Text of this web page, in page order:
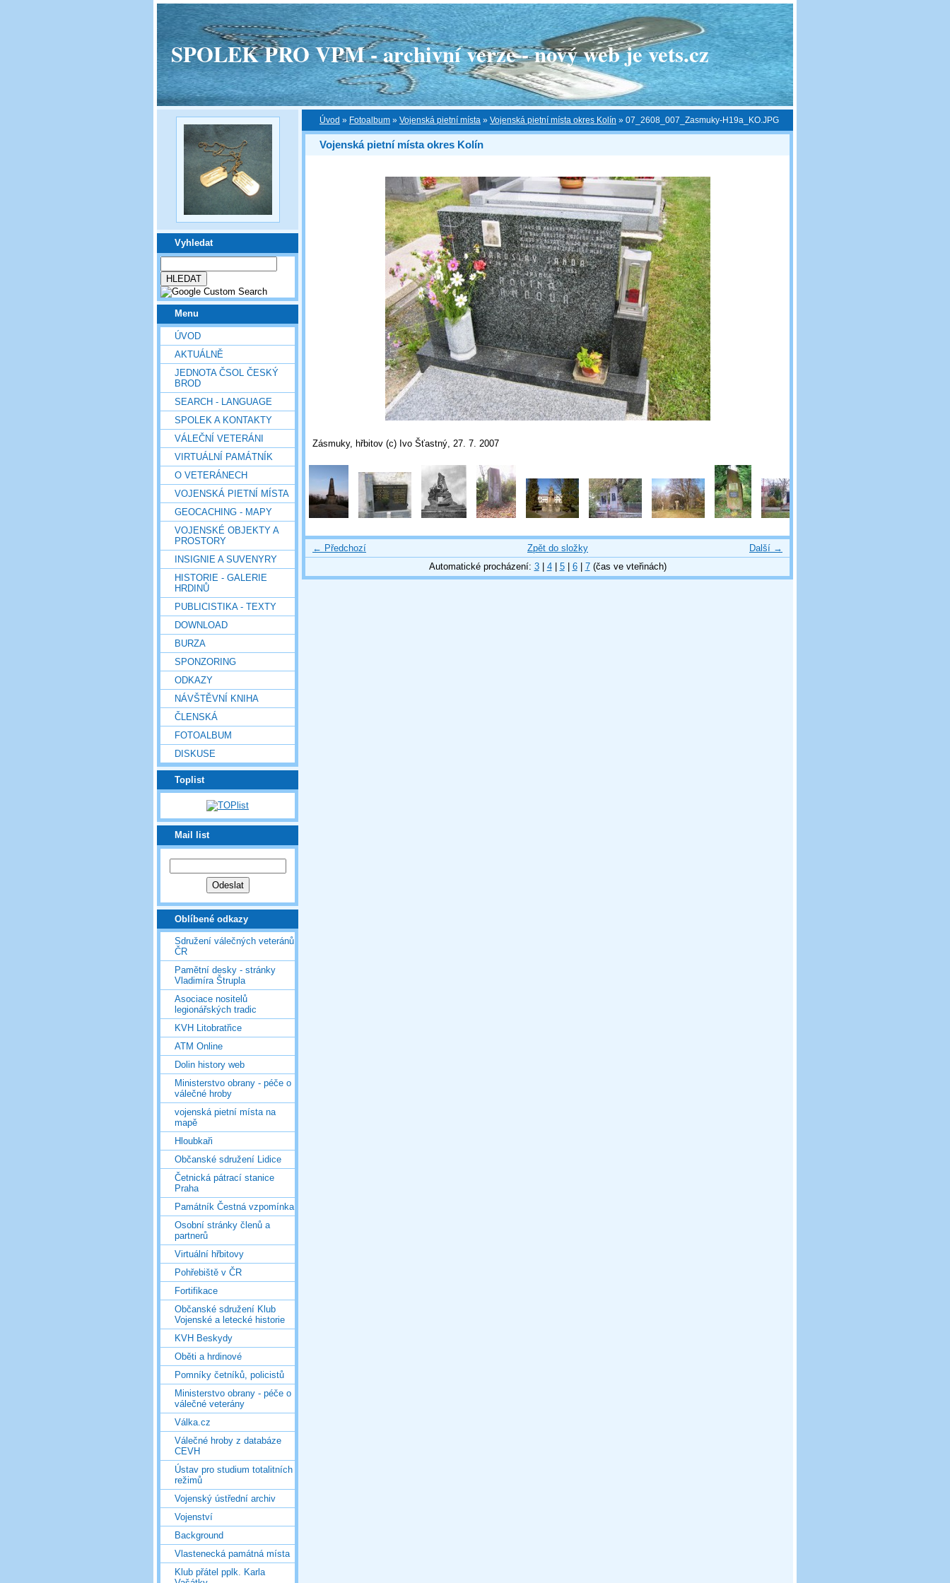
SPOLEK PRO VPM - archivní verze - nový web je vets.cz
Vyhledat
Menu
ÚVOD
AKTUÁLNĚ
JEDNOTA ČSOL ČESKÝ
BROD
SEARCH - LANGUAGE
SPOLEK A KONTAKTY
VÁLEČNÍ VETERÁNI
VIRTUÁLNÍ PAMÁTNÍK
O VETERÁNECH
VOJENSKÁ PIETNÍ MÍSTA
GEOCACHING - MAPY
VOJENSKÉ OBJEKTY A
PROSTORY
INSIGNIE A SUVENYRY
HISTORIE - GALERIE
HRDINŮ
PUBLICISTIKA - TEXTY
DOWNLOAD
BURZA
SPONZORING
ODKAZY
NÁVŠTĚVNÍ KNIHA
ČLENSKÁ
FOTOALBUM
DISKUSE
Toplist
Mail list
Oblíbené odkazy
Sdružení válečných veteránů
ČR
Pamětní desky - stránky
Vladimíra Štrupla
Asociace nositelů
legionářských tradic
KVH Litobratřice
ATM Online
Dolin history web
Ministerstvo obrany - péče o
válečné hroby
vojenská pietní místa na
mapě
Hloubkaři
Občanské sdružení Lidice
Četnická pátrací stanice
Praha
Památník Čestná vzpomínka
Osobní stránky členů a
partnerů
Virtuální hřbitovy
Pohřebiště v ČR
Fortifikace
Občanské sdružení Klub
Vojenské a letecké historie
KVH Beskydy
Oběti a hrdinové
Pomníky četníků, policistů
Ministerstvo obrany - péče o
válečné veterány
Válka.cz
Válečné hroby z databáze
CEVH
Ústav pro studium totalitních
režimů
Vojenský ústřední archiv
Vojenství
Background
Vlastenecká památná místa
Klub přátel pplk. Karla
Úvod » Fotoalbum » Vojenská pietní místa » Vojenská pietní místa okres Kolín » 07_2608_007_Zasmuky-H19a_KO.JPG
Vojenská pietní místa okres Kolín
Zásmuky, hřbitov (c) Ivo Šťastný, 27. 7. 2007
← Předchozí Další →
Zpět do složky
Automatické procházení: 3| 4| 5| 6| 7(čas ve vteřinách)